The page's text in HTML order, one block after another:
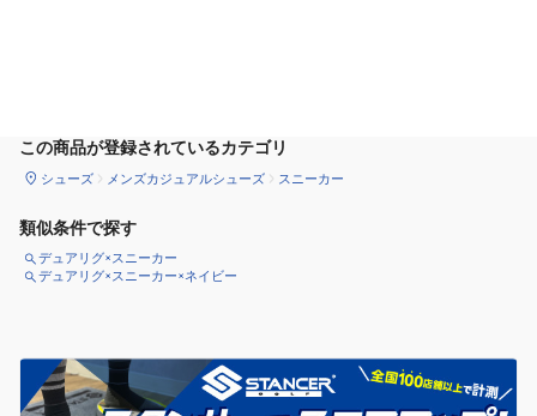
この商品が登録されているカテゴリ
シューズ メンズカジュアルシューズ スニーカー
類似条件で探す
デュアリグ×スニーカー
デュアリグ×スニーカー×ネイビー